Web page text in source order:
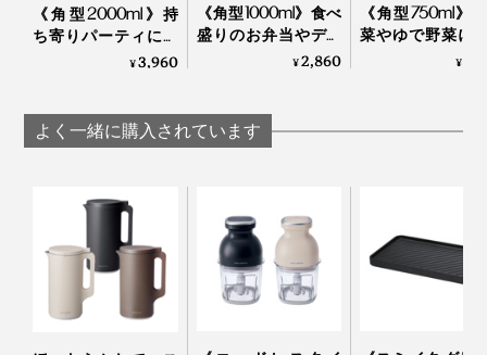
丸型サイズ違い、角型サイズ違いなら、入れ子で重ねて
スッキリ収納できます。
《角型2000ml》持
ち寄りパーティに。
汁漏れしにくい“マル
RECTANGULAR』｜
MEPAL
¥3,960
《角型1000ml》食べ
盛りのお弁当やデザ
ート作りに。汁漏れ
RECTANGULAR』｜
MEPAL
¥2,860
《角型750ml》
菜やゆで野菜に
漏れしにくい“
¥
よく一緒に購入されています